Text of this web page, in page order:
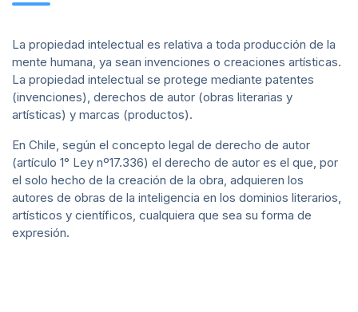
La propiedad intelectual es relativa a toda producción de la
mente humana, ya sean invenciones o creaciones artísticas.
La propiedad intelectual se protege mediante patentes
(invenciones), derechos de autor (obras literarias y
artísticas) y marcas (productos).
En Chile, según el concepto legal de derecho de autor
(artículo 1° Ley nº17.336) el derecho de autor es el que, por
el solo hecho de la creación de la obra, adquieren los
autores de obras de la inteligencia en los dominios literarios,
artísticos y científicos, cualquiera que sea su forma de
expresión.